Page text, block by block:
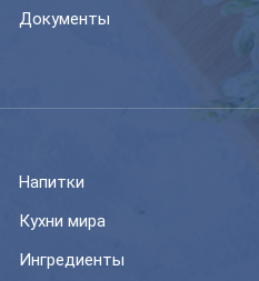
Документы
Напитки
Кухни мира
Ингредиенты